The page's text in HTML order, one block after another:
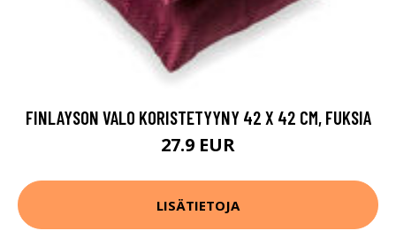
FINLAYSON VALO KORISTETYYNY 42 X 42 CM, FUKSIA
27.9 EUR
LISÄTIETOJA